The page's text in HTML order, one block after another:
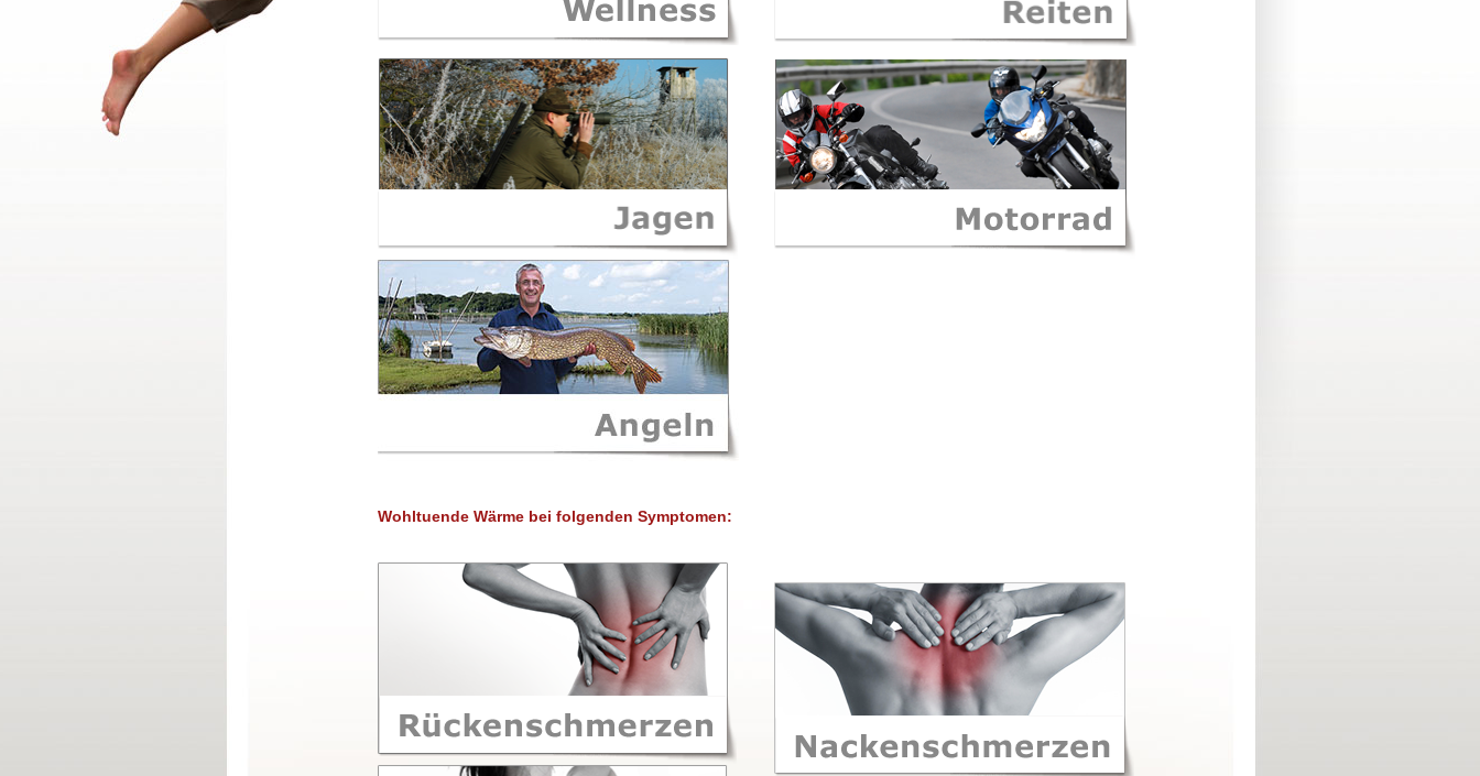
Wohltuende Wärme bei folgenden Symptomen: